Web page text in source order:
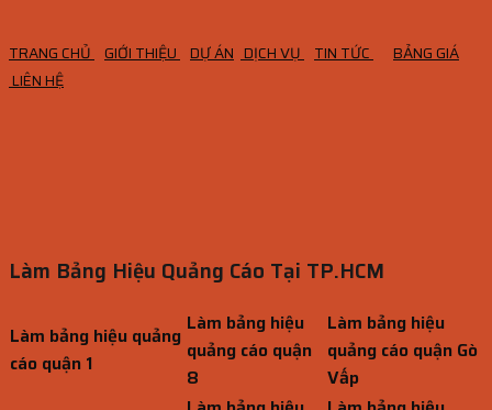
TRANG CHỦ GIỚI THIỆU DỰ ÁN DỊCH VỤ TIN TỨC
BẢNG GIÁ
LIÊN HỆ
Làm Bảng Hiệu Quảng Cáo Tại TP.HCM
Làm bảng hiệu quảng
cáo quận 1
Làm bảng hiệu
quảng cáo quận
8
Làm bảng hiệu
quảng cáo quận Gò
Vấp